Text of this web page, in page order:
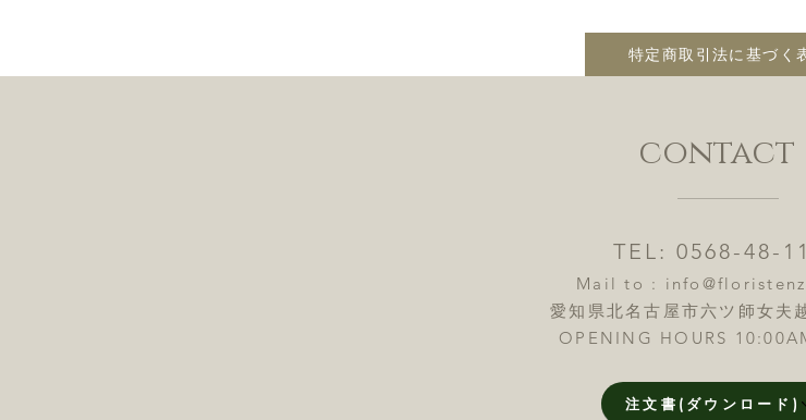
特定商取引法に基づく
contact
TEL: 0568-48-
Mail to :
愛知県北名古屋市六ツ師女夫
OPENING HOURS
注文書(ダウンロード)